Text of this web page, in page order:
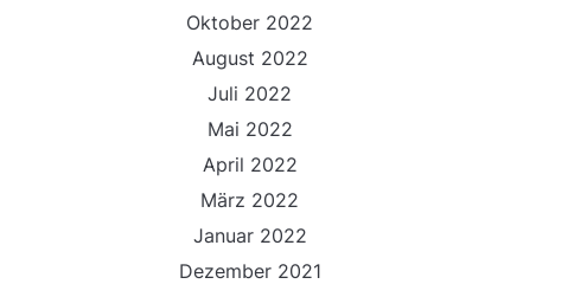
Oktober 2022
August 2022
Juli 2022
Mai 2022
April 2022
März 2022
Januar 2022
Dezember 2021